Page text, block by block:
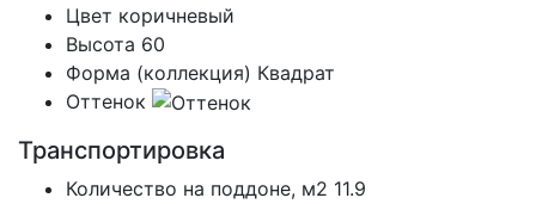
Цвет коричневый
Высота 60
Форма (коллекция) Квадрат
Оттенок
Транспортировка
Количество на поддоне, м2 11.9